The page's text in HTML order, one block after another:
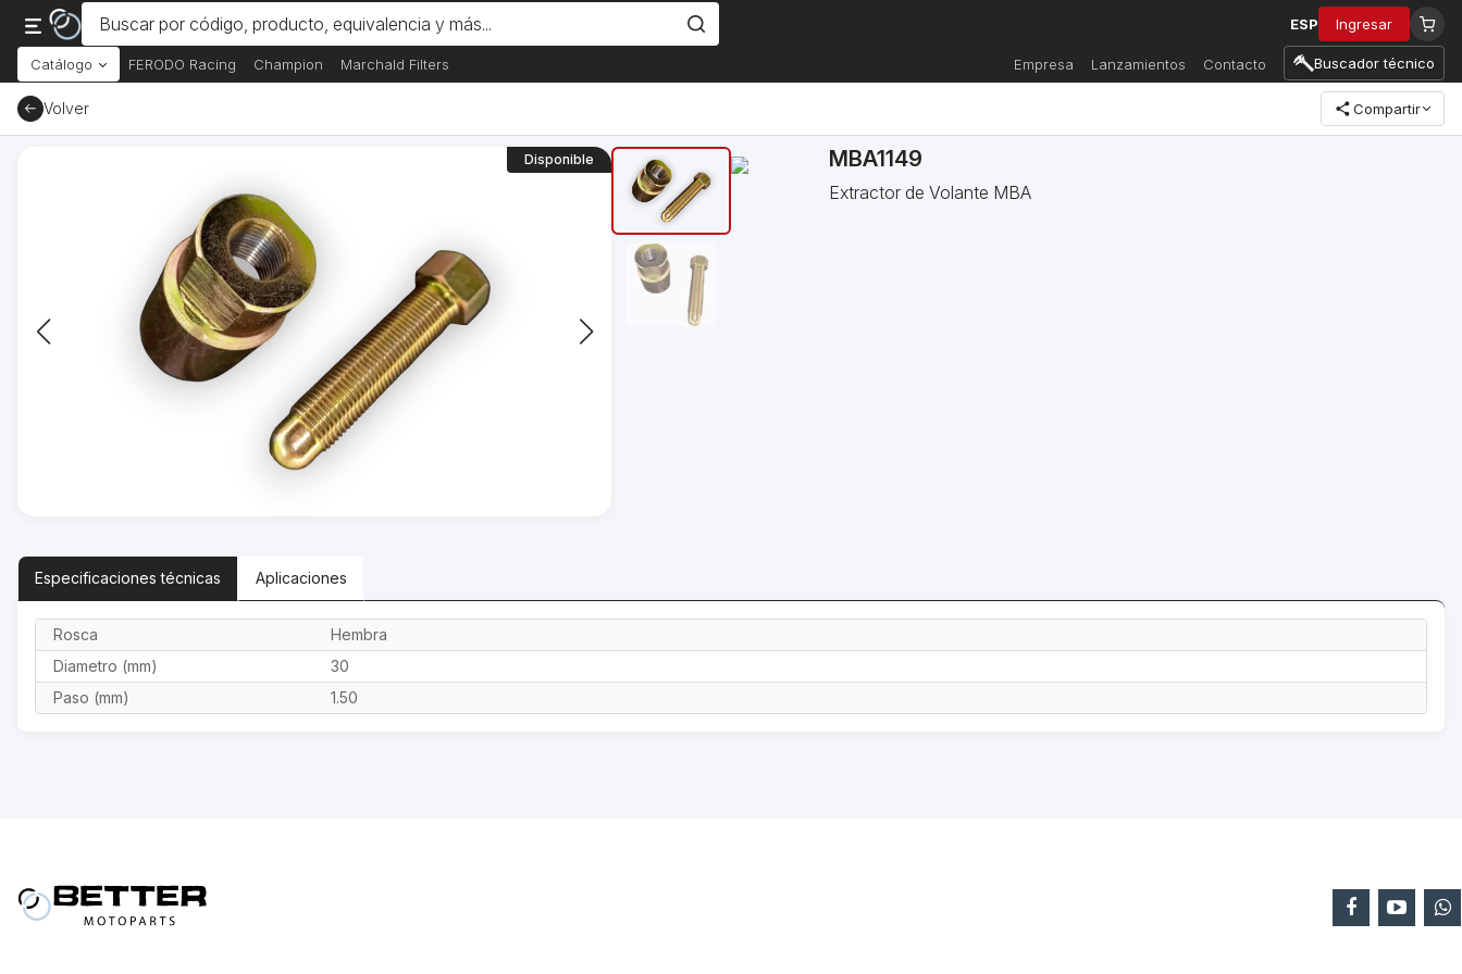
ESP Ingresar
Catálogo FERODO Racing Champion Marchald Filters Empresa Lanzamientos Contacto Buscador técnico
Volver Compartir
Disponible MBA1149
Extractor de Volante MBA
Especificacionestécnicas Aplicaciones
Rosca
Hembra
Diametro (mm)
30
Paso (mm)
1.50